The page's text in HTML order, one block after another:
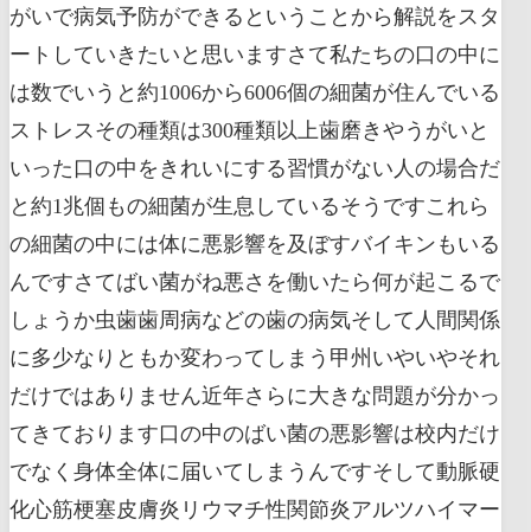
がいで病気予防ができるということから解説をスタ
ートしていきたいと思いますさて私たちの口の中に
は数でいうと約1006から6006個の細菌が住んでいる
ストレスその種類は300種類以上歯磨きやうがいと
いった口の中をきれいにする習慣がない人の場合だ
と約1兆個もの細菌が生息しているそうですこれら
の細菌の中には体に悪影響を及ぼすバイキンもいる
んですさてばい菌がね悪さを働いたら何が起こるで
しょうか虫歯歯周病などの歯の病気そして人間関係
に多少なりともか変わってしまう甲州いやいやそれ
だけではありません近年さらに大きな問題が分かっ
てきております口の中のばい菌の悪影響は校内だけ
でなく身体全体に届いてしまうんですそして動脈硬
化心筋梗塞皮膚炎リウマチ性関節炎アルツハイマー